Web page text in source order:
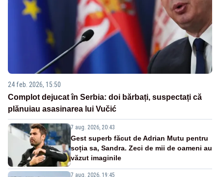
24 feb. 2026, 15:50
Complot dejucat în Serbia: doi bărbați, suspectați că
plănuiau asasinarea lui Vučić
7 aug. 2026, 20:43
Gest superb făcut de Adrian Mutu pentru
soția sa, Sandra. Zeci de mii de oameni au
văzut imaginile
7 aug. 2026, 19:45